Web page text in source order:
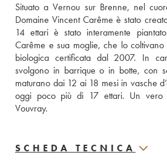
Situato a Vernou sur Brenne, nel
Domaine Vincent Carême è stato
14 ettari è stato interamente
Carême e sua moglie, che lo
biologica certificata dal 2007. In
svolgono in barrique o in botte, con
maturano dai 12 ai 18 mesi in vasche
oggi poco più di 17 ettari. Un vero
Vouvray.
SCHEDA TECNICA